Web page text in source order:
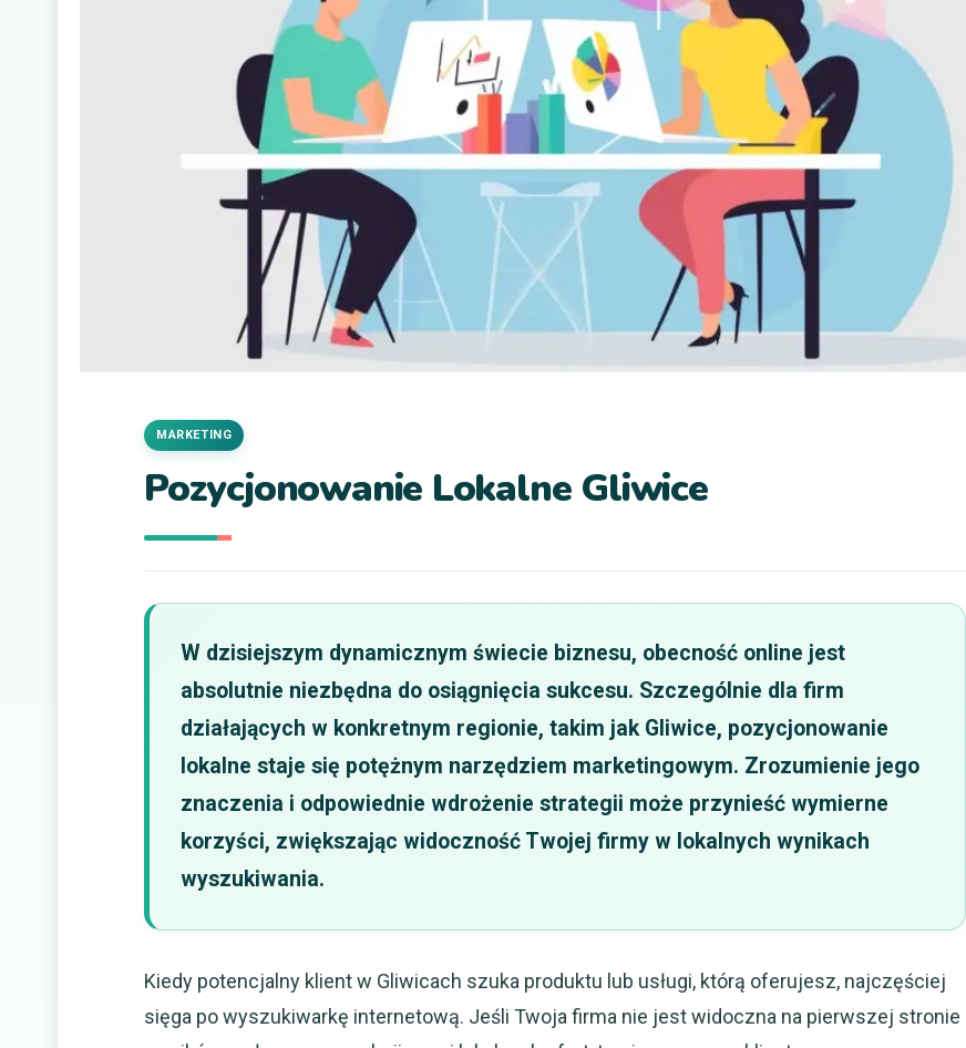
Pozycjonowanie Lokalne Gliwice
MARKETING
W dzisiejszym dynamicznym świecie biznesu, obecność online jest
absolutnie niezbędna do osiągnięcia sukcesu. Szczególnie dla firm
działających w konkretnym regionie, takim jak Gliwice, pozycjonowanie
lokalne staje się potężnym narzędziem marketingowym. Zrozumienie jego
znaczenia i odpowiednie wdrożenie strategii może przynieść wymierne
korzyści, zwiększając widoczność Twojej firmy w lokalnych wynikach
wyszukiwania.
Kiedy potencjalny klient w Gliwicach szuka produktu lub usługi, którą oferujesz, najczęściej
sięga po wyszukiwarkę internetową. Jeśli Twoja firma nie jest widoczna na pierwszej stronie